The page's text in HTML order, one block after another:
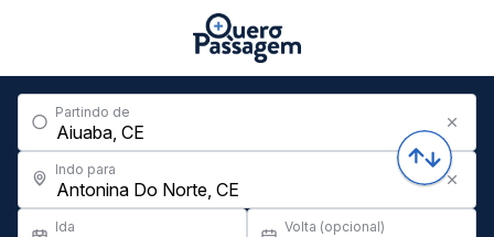
Partindo de
Indo para
Ida Volta (opcional)